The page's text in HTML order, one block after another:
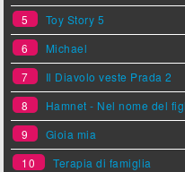
5
Toy Story 5
6
Michael
7
Il Diavolo veste Prada 2
8
Hamnet - Nel nome del
9
Gioia mia
10
Terapia di famiglia